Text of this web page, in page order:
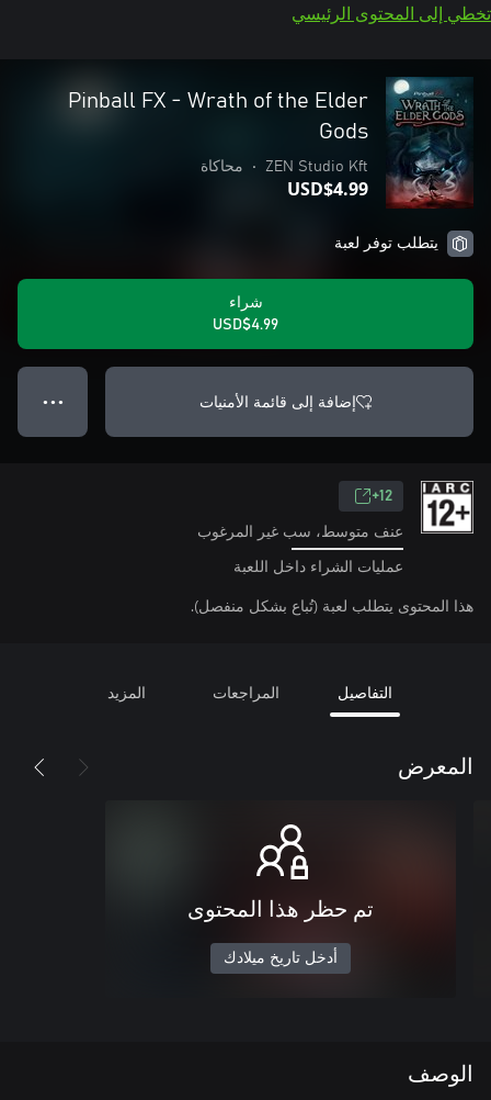
تخطي إلى المحتوى الرئيسي
Pinball FX - Wrath of the Elder
Gods
ZEN Studio Kft
• محاكاة
USD$4.99
يتطلب توفر لعبة
شراء
USD$4.99
إضافة إلى قائمة الأمنيات ● ● ●
12+
عنف متوسط، سب غير المرغوب
عمليات الشراء داخل اللعبة
هذا المحتوى يتطلب لعبة (تُباع بشكل منفصل).
التفاصيل المراجعات المزيد
المعرض
تم حظر هذا المحتوى
أدخل تاريخ ميلادك
الوصف